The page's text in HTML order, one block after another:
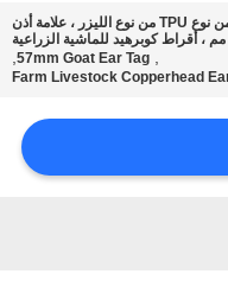
علامة أذن الماعز من نوع TPU من نوع الليزر ، علامة أذن
,
57mm Goat Ear Tag
,
Farm Livestock Copperhead